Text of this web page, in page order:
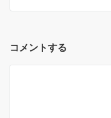
コメントする